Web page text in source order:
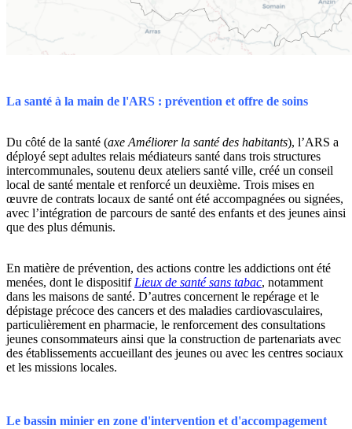
La santé à la main de l'ARS : prévention et offre de soins
Du côté de la santé (axe Améliorer la santé des habitants), l’ARS a
déployé sept adultes relais médiateurs santé dans trois structures
intercommunales, soutenu deux ateliers santé ville, créé un conseil
local de santé mentale et renforcé un deuxième. Trois mises en
œuvre de contrats locaux de santé ont été accompagnées ou signées,
avec l’intégration de parcours de santé des enfants et des jeunes ainsi
que des plus démunis.
En matière de prévention, des actions contre les addictions ont été
menées, dont le dispositif Lieux de santé sans tabac, notamment
dans les maisons de santé. D’autres concernent le repérage et le
dépistage précoce des cancers et des maladies cardiovasculaires,
particulièrement en pharmacie, le renforcement des consultations
jeunes consommateurs ainsi que la construction de partenariats avec
des établissements accueillant des jeunes ou avec les centres sociaux
et les missions locales.
Le bassin minier en zone d'intervention et d'accompagement